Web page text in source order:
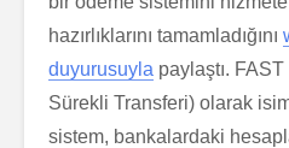
hazırlıklarını tamamladığını
duyurusuyla paylaştı. FAST
Sürekli Transferi) olarak
sistem, bankalardaki